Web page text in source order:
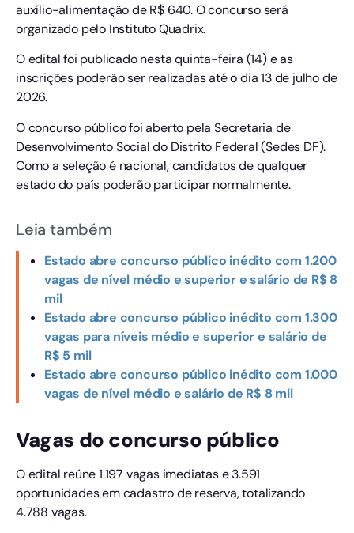
auxílio-alimentação de R$ 640. O concurso será
organizado pelo Instituto Quadrix.
O edital foi publicado nesta quinta-feira (14) e as
inscrições poderão ser realizadas até o dia 13 de julho de
2026.
O concurso público foi aberto pela Secretaria de
Desenvolvimento Social do Distrito Federal (Sedes DF).
Como a seleção é nacional, candidatos de qualquer
estado do país poderão participar normalmente.
Leia também
Estado abre concurso público inédito com 1.200
vagas de nível médio e superior e salário de R$ 8
mil
Estado abre concurso público inédito com 1.300
vagas para níveis médio e superior e salário de
R$ 5 mil
Estado abre concurso público inédito com 1.000
vagas de nível médio e salário de R$ 8 mil
Vagas do concurso público
O edital reúne 1.197 vagas imediatas e 3.591
oportunidades em cadastro de reserva, totalizando
4.788 vagas.